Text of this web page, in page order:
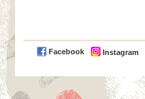
Facebook Instagram